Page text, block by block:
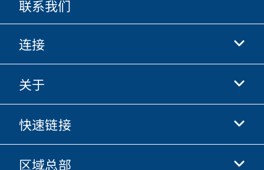
联系我们
连接
抖音
快手
优酷
微信
关于
关于我们
商业行为准则
快速链接
唐纳森电商网站
区域总部